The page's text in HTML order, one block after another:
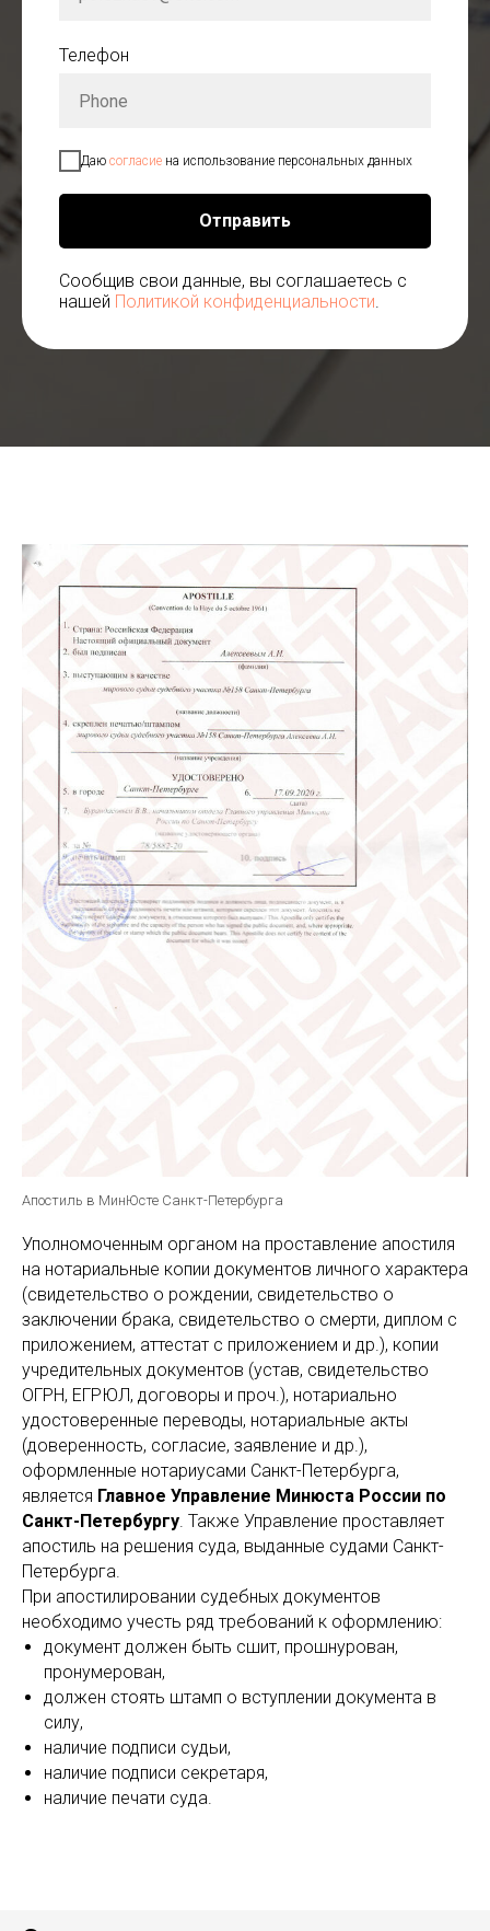
Телефон
Даю согласие на использование персональных данных
Отправить
Сообщив свои данные, вы соглашаетесь с
нашей Политикой конфиденциальности
Апостиль в МинЮсте Санкт-Петербурга
Уполномоченным органом на проставление апостиля
на нотариальные копии документов личного характера
(свидетельство о рождении, свидетельство о
заключении брака, свидетельство о смерти, диплом с
приложением, аттестат с приложением и др.), копии
учредительных документов (устав, свидетельство
ОГРН, ЕГРЮЛ, договоры и проч.), нотариально
удостоверенные переводы, нотариальные акты
(доверенность, согласие, заявление и др.),
оформленные нотариусами Санкт-Петербурга,
является Главное Управление Минюста России по
Санкт-Петербургу. Также Управление проставляет
апостиль на решения суда, выданные судами Санкт-
Петербурга.
При апостилировании судебных документов
необходимо учесть ряд требований к оформлению:
документ должен быть сшит, прошнурован,
пронумерован,
должен стоять штамп о вступлении документа в
силу,
наличие подписи судьи,
наличие подписи секретаря,
наличие печати суда.